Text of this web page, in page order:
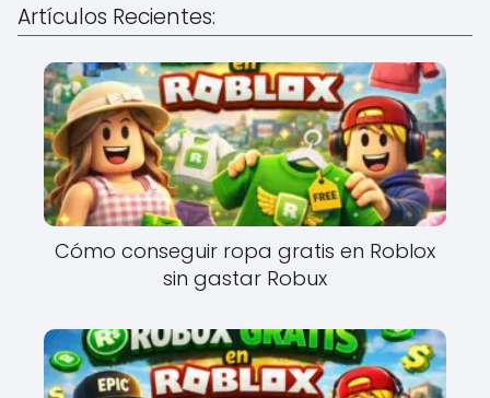
Artículos Recientes:
Cómo conseguir ropa gratis en Roblox
sin gastar Robux